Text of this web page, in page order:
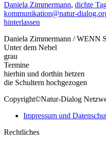
Daniela Zimmermann, dichte
kommunikation@natur-
hinterlassen
Daniela Zimmermann /
Unter dem Nebel
grau
Termine
hierhin und dorthin hetzen
die Schultern hochgezogen
Copyright©Natur-Dialog
Impressum und
Rechtliches